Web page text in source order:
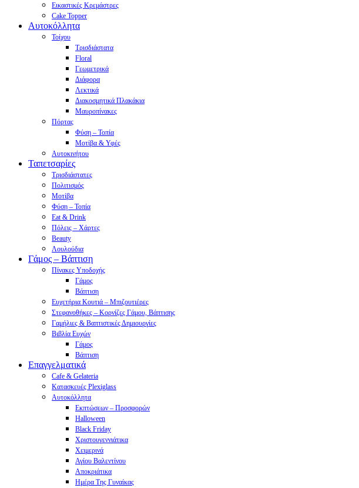
Εικαστικές Κρεμάστρες
Cake Topper
Αυτοκόλλητα
Τοίχου
Τρισδιάστατα
Floral
Γεωμετρικά
Διάφορα
Λεκτικά
Διακοσμητικά Πλακάκια
Μαυροπίνακες
Πόρτας
Φύση – Τοπία
Μοτίβα & Υφές
Αυτοκινήτου
Ταπετσαρίες
Τρισδιάστατες
Πολιτισμός
Μοτίβα
Φύση – Τοπία
Eat & Drink
Πόλεις – Χάρτες
Beauty
Λουλούδια
Γάμος – Βάπτιση
Πίνακες Υποδοχής
Γάμος
Βάπτιση
Ευχετήρια Κουτιά – Μπιζουτιέρες
Στεφανοθήκες – Κορνίζες Γάμου, Βάπτισης
Γαμήλιες & Βαπτιστικές Δημιουργίες
Βιβλία Ευχών
Γάμος
Βάπτιση
Επαγγελματικά
Cafe & Gelateria
Κατασκευές Plexiglass
Αυτοκόλλητα
Εκπτώσεων – Προσφορών
Halloween
Black Friday
Χριστουγεννιάτικα
Χειμερινά
Αγίου Βαλεντίνου
Αποκριάτικα
Ημέρα Της Γυναίκας